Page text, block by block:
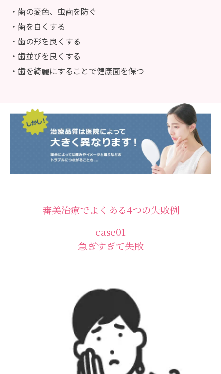
・歯の変色、虫歯を防ぐ
・歯を白くする
・歯の形を良くする
・歯並びを良くする
・歯を綺麗にすることで健康面を保つ
審美治療でよくある4つの失敗例
case01
急ぎすぎて失敗